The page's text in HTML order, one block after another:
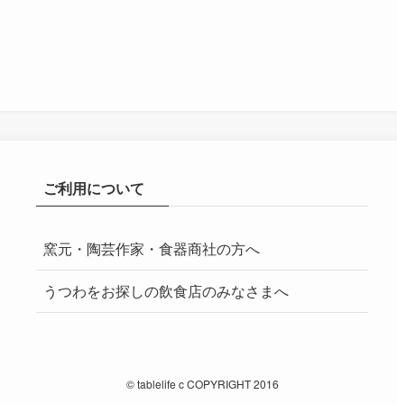
ご利用について
窯元・陶芸作家・食器商社の方へ
うつわをお探しの飲食店のみなさまへ
©tablelife c COPYRIGHT 2016